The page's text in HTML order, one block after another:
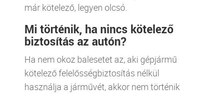
már kötelező, legyen olcsó.
Mi történik, ha nincs kötelező
biztosítás az autón?
Ha nem okoz balesetet az, aki gépjármű
kötelező felelősségbiztosítás nélkül
használja a járművét, akkor nem történik